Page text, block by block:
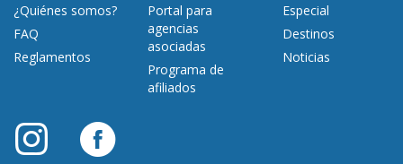
¿Quiénes somos?
FAQ
Reglamentos
Portal para
agencias
asociadas
Programa de
afiliados
Especial
Destinos
Noticias